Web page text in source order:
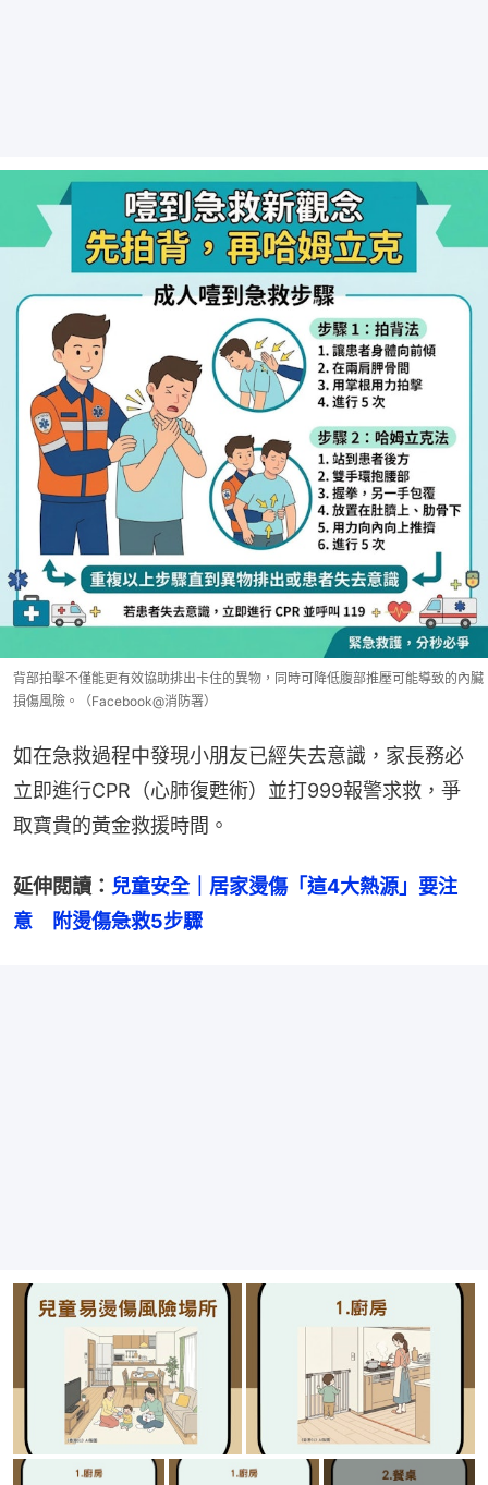
背部拍擊不僅能更有效協助排出卡住的異物，同時可降低腹部推壓可能導致的內臟
損傷風險。（Facebook@消防署）
如在急救過程中發現小朋友已經失去意識，家長務必
立即進行CPR（心肺復甦術）並打999報警求救，爭
取寶貴的黃金救援時間。
延伸閱讀： 兒童安全｜居家燙傷「這4大熱源」要注
意　附燙傷急救5步驟